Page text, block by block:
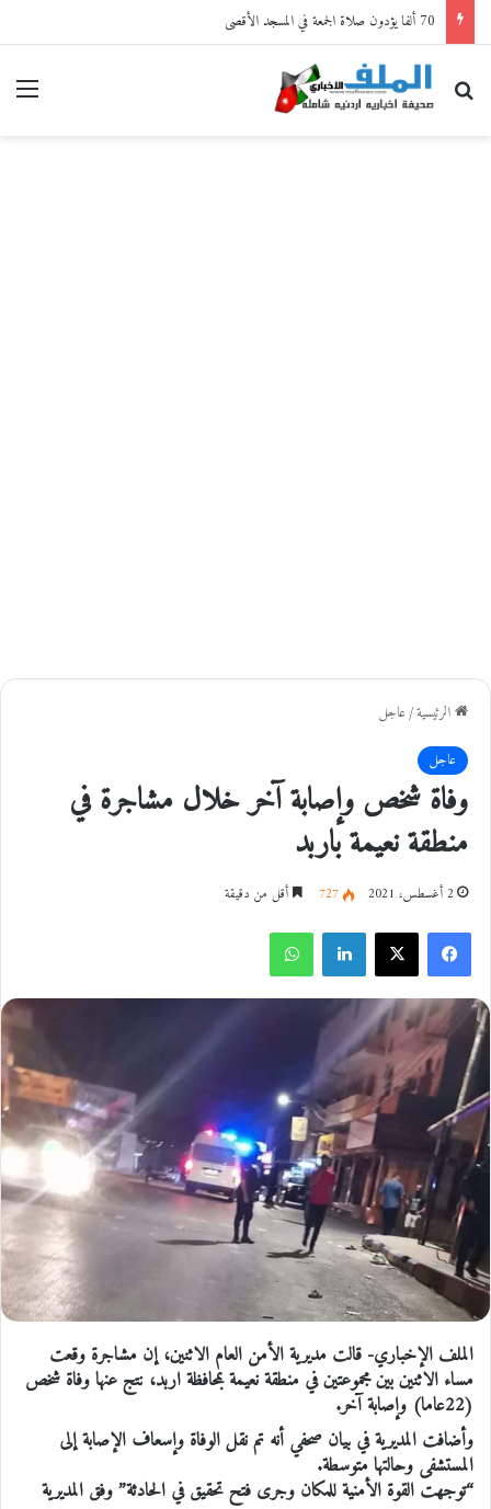
70 ألفا يؤدون صلاة الجمعة في المسجد الأقصى
بحث عن
الرئيسية/عاجل
عاجل
وفاة شخص وإصابة آخر خلال مشاجرة في
منطقة نعيمة باربد
2 أغسطس، 2021 727 أقل من دقيقة
فيسبوك
الملف الإخباري- قالت مديرية الأمن العام الاثنين، إن مشاجرة وقعت
مساء الاثنين بين مجموعتين في منطقة نعيمة بمحافظة اربد، نتج عنها وفاة شخص
(22عاما) وإصابة آخر.
وأضافت المديرية في بيان صحفي أنه تم نقل الوفاة وإسعاف الإصابة إلى
المستشفى وحالتها متوسطة.
“توجهت القوة الأمنية للمكان وجرى فتح تحقيق في الحادثة” وفق المديرية